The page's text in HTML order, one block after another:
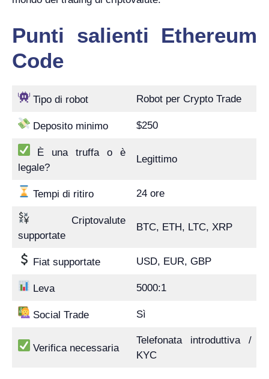
Punti salienti Ethereum
Code
Tipo di robot Robot per Crypto Trade
Deposito minimo $250
È una truffa o è
legale?
Legittimo
Tempi di ritiro 24 ore
supportate
BTC, ETH, LTC, XRP
Fiat supportate USD, EUR, GBP
Leva 5000:1
Social Trade Sì
Verifica necessaria
Telefonata introduttiva /
KYC